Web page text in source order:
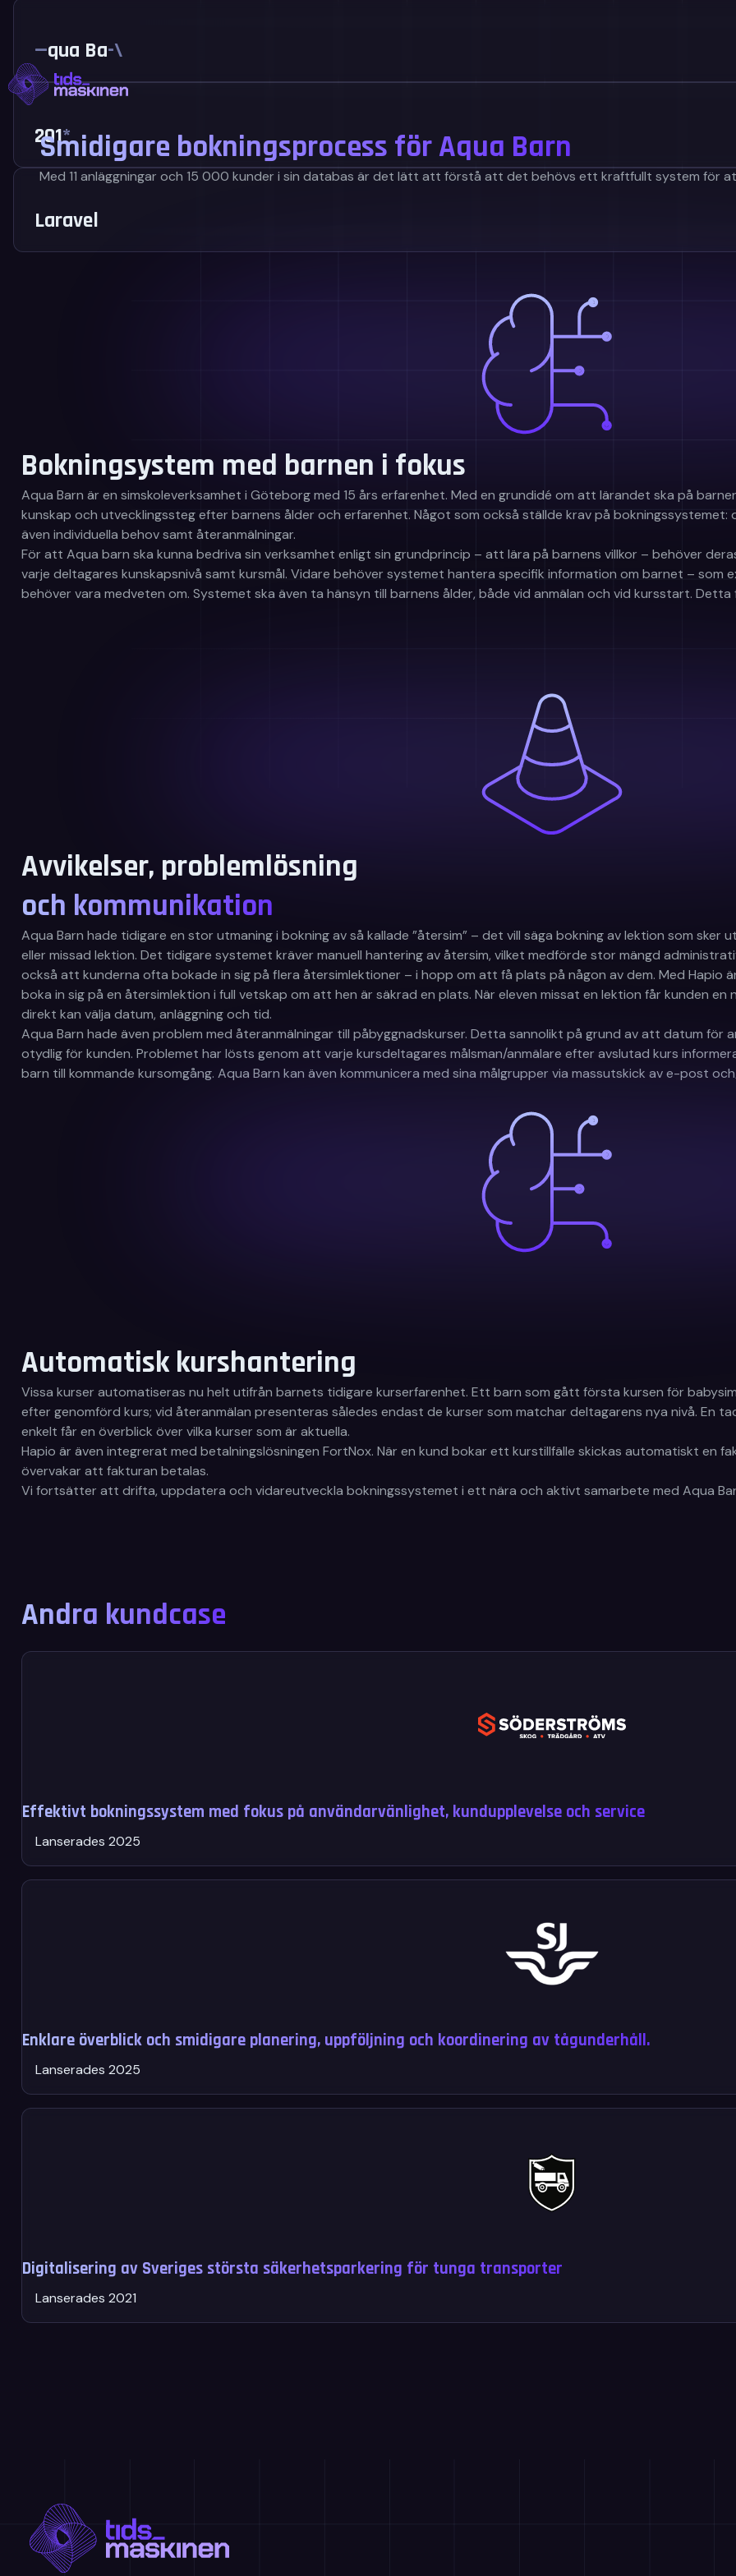
Hoppa
innehåll
Smidigare bokningsprocess för Aqua Barn
Med 11 anläggningar och 15 000 kunder i sin databas är det lätt att förstå att det behövs ett kraftfullt system för
_qua Barn
201*
Laravel
Bokningsystem med barnen i fokus
Aqua Barn är en simskoleverksamhet i Göteborg med 15 års erfarenhet. Med en grundidé om att lärandet ska på
kunskap och utvecklingssteg efter barnens ålder och erfarenhet. Något som också ställde krav på
även individuella behov samt återanmälningar.
För att Aqua barn ska kunna bedriva sin verksamhet enligt sin grundprincip – att lära på barnens villkor – behöver
varje deltagares kunskapsnivå samt kursmål. Vidare behöver systemet hantera specifik information om barnet – som
behöver vara medveten om. Systemet ska även ta hänsyn till barnens ålder, både vid anmälan och vid kursstart.
Avvikelser, problemlösning
och kommunikation
Aqua Barn hade tidigare en stor utmaning i bokning av så kallade ”återsim” – det vill säga bokning av lektion som sker
eller missad lektion. Det tidigare systemet kräver manuell hantering av återsim, vilket medförde stor mängd
också att kunderna ofta bokade in sig på flera återsimlektioner – i hopp om att få plats på någon av dem. Med
boka in sig på en återsimlektion i full vetskap om att hen är säkrad en plats. När eleven missat en lektion får kunden
direkt kan välja datum, anläggning och tid.
Aqua Barn hade även problem med återanmälningar till påbyggnadskurser. Detta sannolikt på grund av att datum
otydlig för kunden. Problemet har lösts genom att varje kursdeltagares målsman/anmälare efter avslutad kurs
barn till kommande kursomgång. Aqua Barn kan även kommunicera med sina målgrupper via massutskick av e-post
Automatisk kurshantering
Vissa kurser automatiseras nu helt utifrån barnets tidigare kurserfarenhet. Ett barn som gått första kursen för
efter genomförd kurs; vid återanmälan presenteras således endast de kurser som matchar deltagarens nya nivå. En
enkelt får en överblick över vilka kurser som är aktuella.
Hapio är även integrerat med betalningslösningen FortNox. När en kund bokar ett kurstillfälle skickas automatiskt en
övervakar att fakturan betalas.
Vi fortsätter att drifta, uppdatera och vidareutveckla bokningssystemet i ett nära och aktivt samarbete med Aqua
Andra kundcase
Effektivt bokningssystem med fokus på användarvänlighet, kundupplevelse och service
Lanserades 2025
Enklare överblick och smidigare planering, uppföljning och koordinering av tågunderhåll.
Lanserades 2025
Digitalisering av Sveriges största säkerhetsparkering för tunga transporter
Lanserades 2021